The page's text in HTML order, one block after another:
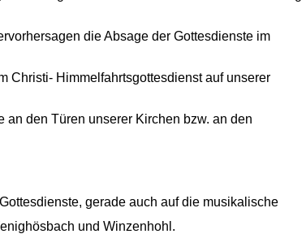
die Absage der Gottesdienste im
Christi- Himmelfahrtsgottesdienst auf unserer
den Türen unserer Kirchen bzw. an den
gerade auch auf die musikalische
und Winzenhohl.